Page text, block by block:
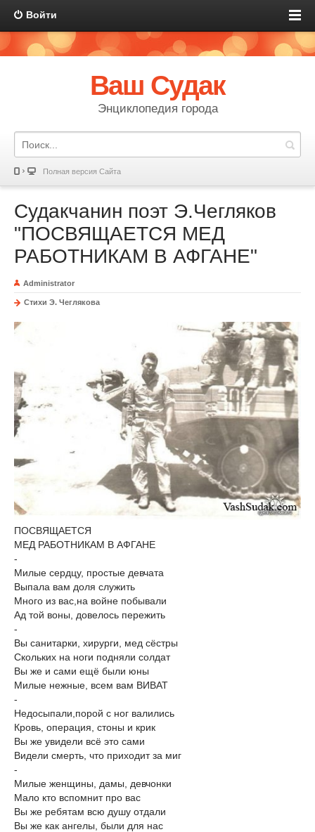
Войти
Ваш Судак
Энциклопедия города
Полная версия Сайта
Судакчанин поэт Э.Чегляков
"ПОСВЯЩАЕТСЯ МЕД
РАБОТНИКАМ В АФГАНЕ"
Administrator
Стихи Э. Чеглякова
ПОСВЯЩАЕТСЯ
МЕД РАБОТНИКАМ В АФГАНЕ
-
Милые сердцу, простые девчата
Выпала вам доля служить
Много из вас,на войне побывали
Ад той воны, довелось пережить
-
Вы санитарки, хирурги, мед сёстры
Скольких на ноги подняли солдат
Вы же и сами ещё были юны
Милые нежные, всем вам ВИВАТ
-
Недосыпали,порой с ног валились
Кровь, операция, стоны и крик
Вы же увидели всё это сами
Видели смерть, что приходит за миг
-
Милые женщины, дамы, девчонки
Мало кто вспомнит про вас
Вы же ребятам всю душу отдали
Вы же как ангелы, были для нас